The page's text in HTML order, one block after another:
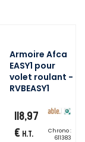
Armoire Afca
EASY1 pour
volet roulant -
RVBEASY1
118,97
€ H.T.
Chrono :
611383